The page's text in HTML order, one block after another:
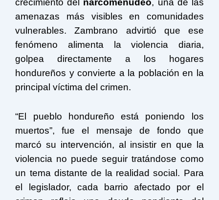
amenazas más visibles en comunidades
vulnerables. Zambrano advirtió que ese
fenómeno alimenta la violencia diaria,
golpea directamente a los hogares
hondureños y convierte a la población en la
principal víctima del crimen.
“El pueblo hondureño está poniendo los
muertos”, fue el mensaje de fondo que
marcó su intervención, al insistir en que la
violencia no puede seguir tratándose como
un tema distante de la realidad social. Para
el legislador, cada barrio afectado por el